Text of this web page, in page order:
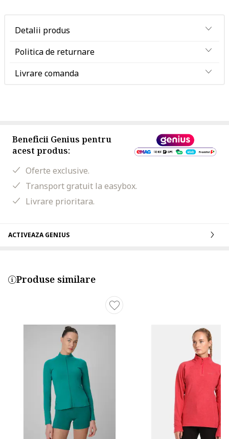
Detalii produs
Politica de returnare
Livrare comanda
Beneficii Genius pentru
acest produs:
Oferte exclusive.
Transport gratuit la easybox.
Livrare prioritara.
ACTIVEAZA GENIUS
Produse similare